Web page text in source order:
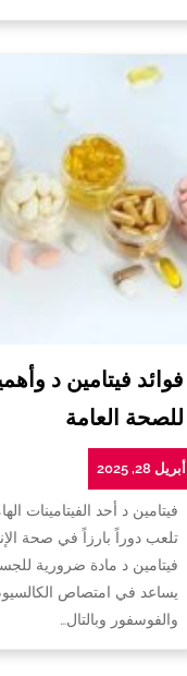
فوائد فيتامين د
للصحة العامة
أبريل 28, 2025
فيتامين د أحد الفيتامينات
تلعب دوراً بارزاً في صحة
فيتامين د مادة ضرورية
يساعد في امتصاص
والفوسفور وبالتال…